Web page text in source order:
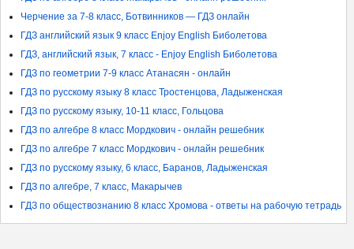
Черчение за 7-8 класс, Ботвинников — ГДЗ онлайн
ГДЗ английский язык 9 класс Enjoy English Биболетова
ГДЗ, английский язык, 7 класс - Enjoy English Биболетова
ГДЗ по геометрии 7-9 класс Атанасян - онлайн
ГДЗ по русскому языку 8 класс Тростенцова, Ладыженская
ГДЗ по русскому языку, 10-11 класс, Гольцова
ГДЗ по алгебре 8 класс Мордкович - онлайн решебник
ГДЗ по алгебре 7 класс Мордкович - онлайн решебник
ГДЗ по русскому языку, 6 класс, Баранов, Ладыженская
ГДЗ по алгебре, 7 класс, Макарычев
ГДЗ по обществознанию 8 класс Хромова - ответы на рабочую тетрадь